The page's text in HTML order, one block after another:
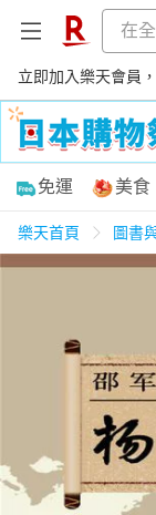
立即加入樂天會員
購物網分類
居家生活
女裝
免運 美食
樂天首頁 圖書